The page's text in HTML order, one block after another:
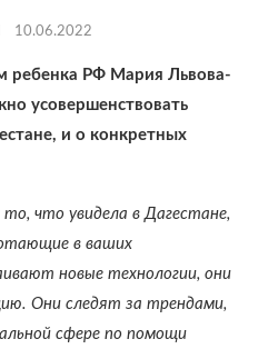
10.06.2022
ребенка РФ Мария Львова-
усовершенствовать
и о конкретных
что увидела в Дагестане,
в ваших
новые технологии, они
Они следят за трендами,
сфере по помощи